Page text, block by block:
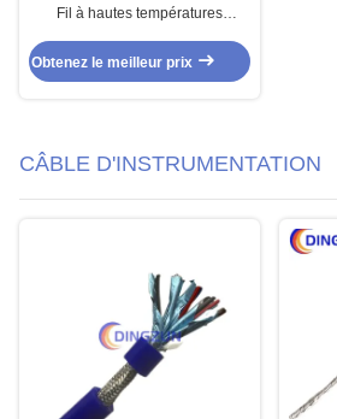
Fil à hautes températures
électrique
Obtenez le meilleur prix
CÂBLE D'INSTRUMENTATION